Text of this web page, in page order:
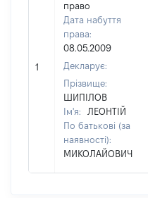
1
право
Дата набуття
права:
08.05.2009
Декларує:
Прізвище:
ШИПІЛОВ
Ім'я:
ЛЕОНТІЙ
По батькові (за
наявності):
МИКОЛАЙОВИЧ